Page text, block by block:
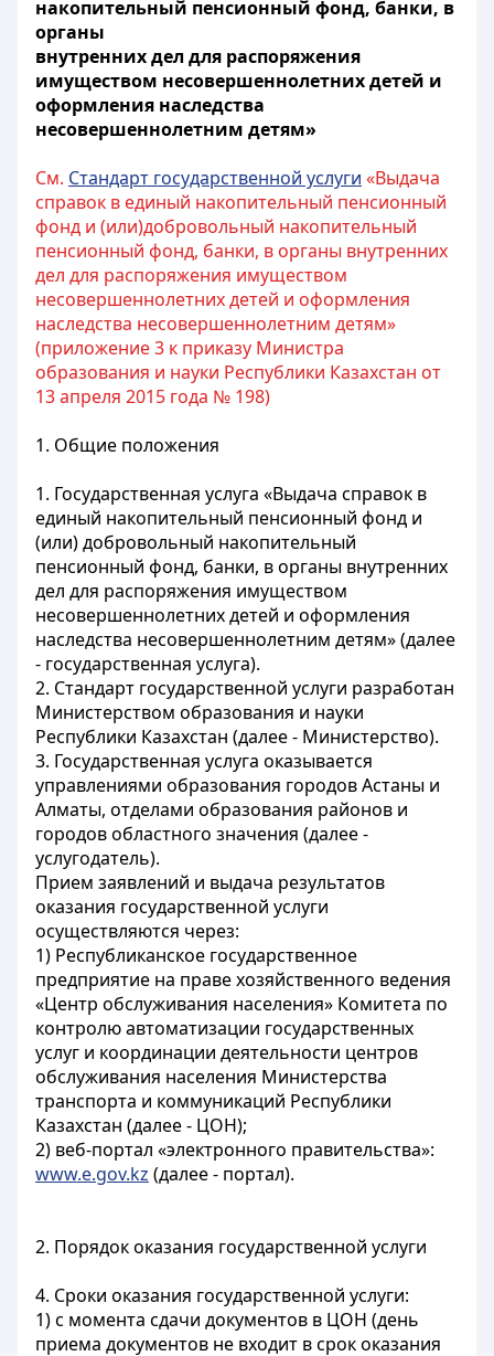
накопительный пенсионный фонд, банки, в
органы
внутренних дел для распоряжения
имуществом несовершеннолетних детей и
оформления наследства
несовершеннолетним детям»
См. Стандарт государственной услуги «Выдача
справок в единый накопительный пенсионный
фонд и (или)добровольный накопительный
пенсионный фонд, банки, в органы внутренних
дел для распоряжения имуществом
несовершеннолетних детей и оформления
наследства несовершеннолетним детям»
(приложение 3 к приказу Министра
образования и науки Республики Казахстан от
13 апреля 2015 года № 198)
1. Общие положения
1. Государственная услуга «Выдача справок в
единый накопительный пенсионный фонд и
(или) добровольный накопительный
пенсионный фонд, банки, в органы внутренних
дел для распоряжения имуществом
несовершеннолетних детей и оформления
наследства несовершеннолетним детям» (далее
- государственная услуга).
2. Стандарт государственной услуги разработан
Министерством образования и науки
Республики Казахстан (далее - Министерство).
3. Государственная услуга оказывается
управлениями образования городов Астаны и
Алматы, отделами образования районов и
городов областного значения (далее -
услугодатель).
Прием заявлений и выдача результатов
оказания государственной услуги
осуществляются через:
1) Республиканское государственное
предприятие на праве хозяйственного ведения
«Центр обслуживания населения» Комитета по
контролю автоматизации государственных
услуг и координации деятельности центров
обслуживания населения Министерства
транспорта и коммуникаций Республики
Казахстан (далее - ЦОН);
2) веб-портал «электронного правительства»:
www.e.gov.kz (далее - портал).
2. Порядок оказания государственной услуги
4. Сроки оказания государственной услуги:
1) с момента сдачи документов в ЦОН (день
приема документов не входит в срок оказания